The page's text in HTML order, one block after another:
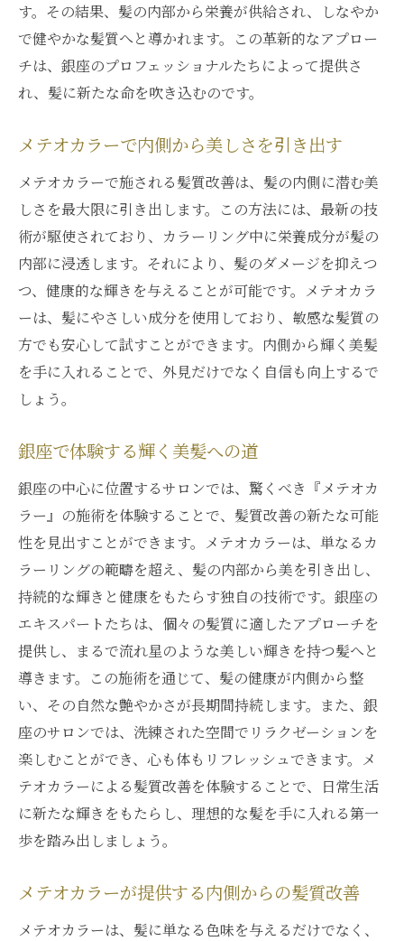
す。その結果、髪の内部から栄養が供給され、しなやか
で健やかな髪質へと導かれます。この革新的なアプロー
チは、銀座のプロフェッショナルたちによって提供さ
れ、髪に新たな命を吹き込むのです。
メテオカラーで内側から美しさを引き出す
メテオカラーで施される髪質改善は、髪の内側に潜む美
しさを最大限に引き出します。この方法には、最新の技
術が駆使されており、カラーリング中に栄養成分が髪の
内部に浸透します。それにより、髪のダメージを抑えつ
つ、健康的な輝きを与えることが可能です。メテオカラ
ーは、髪にやさしい成分を使用しており、敏感な髪質の
方でも安心して試すことができます。内側から輝く美髪
を手に入れることで、外見だけでなく自信も向上するで
しょう。
銀座で体験する輝く美髪への道
銀座の中心に位置するサロンでは、驚くべき『メテオカ
ラー』の施術を体験することで、髪質改善の新たな可能
性を見出すことができます。メテオカラーは、単なるカ
ラーリングの範疇を超え、髪の内部から美を引き出し、
持続的な輝きと健康をもたらす独自の技術です。銀座の
エキスパートたちは、個々の髪質に適したアプローチを
提供し、まるで流れ星のような美しい輝きを持つ髪へと
導きます。この施術を通じて、髪の健康が内側から整
い、その自然な艶やかさが長期間持続します。また、銀
座のサロンでは、洗練された空間でリラクゼーションを
楽しむことができ、心も体もリフレッシュできます。メ
テオカラーによる髪質改善を体験することで、日常生活
に新たな輝きをもたらし、理想的な髪を手に入れる第一
歩を踏み出しましょう。
メテオカラーが提供する内側からの髪質改善
メテオカラーは、髪に単なる色味を与えるだけでなく、